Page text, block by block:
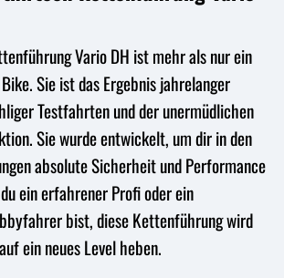
Vario DH ist mehr als nur ein
Sie ist das Ergebnis jahrelanger
Testfahrten und der unermüdlichen
Sie wurde entwickelt, um dir in den
absolute Sicherheit und Performance
ein erfahrener Profi oder ein
bist, diese Kettenführung wird
ein neues Level heben.